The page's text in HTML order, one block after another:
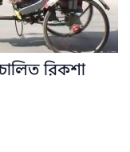
রিকশা